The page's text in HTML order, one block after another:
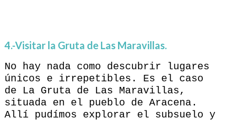
4.-Visitar la Gruta de Las Maravillas.
No hay nada como descubrir lugares
únicos e irrepetibles. Es el caso
de La Gruta de Las Maravillas,
situada en el pueblo de Aracena.
Allí pudímos explorar el subsuelo y